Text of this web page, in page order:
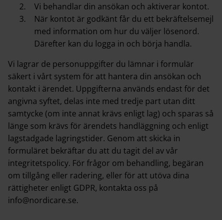
Vi behandlar din ansökan och aktiverar kontot.
När kontot är godkänt får du ett bekräftelsemejl
med information om hur du väljer lösenord.
Därefter kan du logga in och börja handla.
Vi lagrar de personuppgifter du lämnar i formulär
säkert i vårt system för att hantera din ansökan och
kontakt i ärendet. Uppgifterna används endast för det
angivna syftet, delas inte med tredje part utan ditt
samtycke (om inte annat krävs enligt lag) och sparas så
länge som krävs för ärendets handläggning och enligt
lagstadgade lagringstider. Genom att skicka in
formuläret bekräftar du att du tagit del av vår
integritetspolicy. För frågor om behandling, begäran
om tillgång eller radering, eller för att utöva dina
rättigheter enligt GDPR, kontakta oss på
info@nordicare.se.